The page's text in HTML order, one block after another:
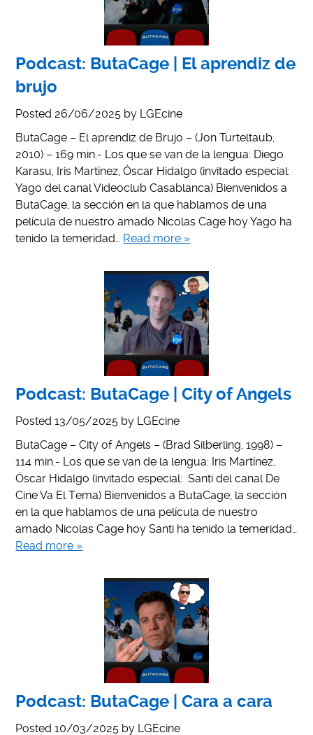
Podcast: ButaCage | El aprendiz de
brujo
Posted 26/06/2025 by LGEcine
ButaCage – El aprendiz de Brujo – (Jon Turteltaub,
2010) – 169 min.- Los que se van de la lengua: Diego
Karasu, Iris Martínez, Óscar Hidalgo (invitado especial:
Yago del canal Videoclub Casablanca) Bienvenidos a
ButaCage, la sección en la que hablamos de una
película de nuestro amado Nicolas Cage hoy Yago ha
tenido la temeridad… Read more »
Podcast: ButaCage | City of Angels
Posted13/05/2025 by LGEcine
ButaCage – City of Angels – (Brad Silberling, 1998) –
114 min.- Los que se van de la lengua: Iris Martínez,
Óscar Hidalgo (invitado especial: Santi del canal De
Cine Va El Tema) Bienvenidos a ButaCage, la sección
en la que hablamos de una película de nuestro
amado Nicolas Cage hoy Santi ha tenido la temeridad…
Read more »
Podcast: ButaCage | Cara a cara
Posted10/03/2025 by LGEcine